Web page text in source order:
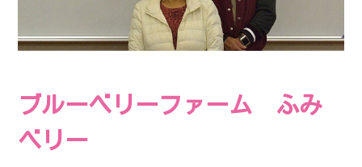
ブルーベリーファーム ふみ
ベリー